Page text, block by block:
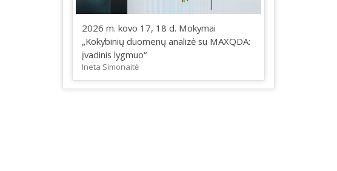
2026 m. kovo 17, 18 d. Mokymai
„Kokybinių duomenų analizė su MAXQDA:
įvadinis lygmuo“
Ineta Simonaitė